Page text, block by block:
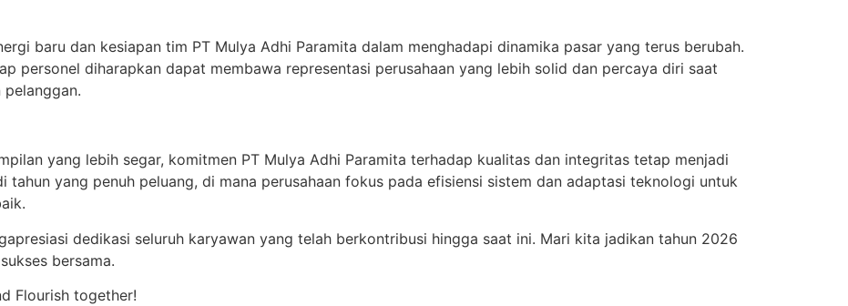
baru dan kesiapan tim PT Mulya Adhi Paramita dalam menghadapi dinamika pasar yang terus berubah.
personel diharapkan dapat membawa representasi perusahaan yang lebih solid dan percaya diri saat
yang lebih segar, komitmen PT Mulya Adhi Paramita terhadap kualitas dan integritas tetap menjadi
tahun yang penuh peluang, di mana perusahaan fokus pada efisiensi sistem dan adaptasi teknologi untuk
dedikasi seluruh karyawan yang telah berkontribusi hingga saat ini. Mari kita jadikan tahun 2026
bersama.
Flourish together!